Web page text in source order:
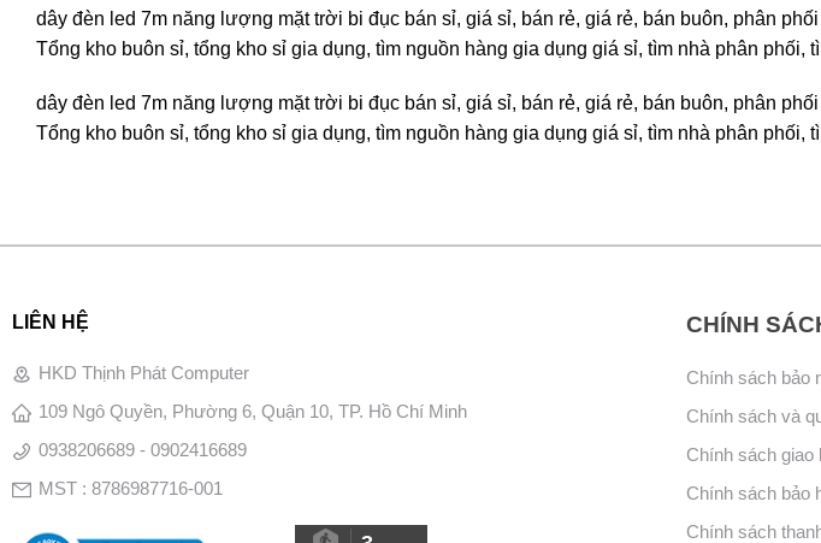
dây đèn led 7m năng lượng mặt trời bi đục bán sỉ, giá sỉ, bán rẻ, giá rẻ, bán buôn, phân
Tổng kho buôn sỉ, tổng kho sỉ gia dụng, tìm nguồn hàng gia dụng giá sỉ, tìm nhà phân phối,
dây đèn led 7m năng lượng mặt trời bi đục bán sỉ, giá sỉ, bán rẻ, giá rẻ, bán buôn, phân
Tổng kho buôn sỉ, tổng kho sỉ gia dụng, tìm nguồn hàng gia dụng giá sỉ, tìm nhà phân phối,
LIÊN HỆ
HKD Thịnh Phát Computer
109 Ngô Quyền, Phường 6, Quận 10, TP. Hồ Chí Minh
0938206689 - 0902416689
MST : 8786987716-001
CHÍNH
Chính sách bảo
Chính sách và
Chính sách giao
Chính sách bảo
Chính sách